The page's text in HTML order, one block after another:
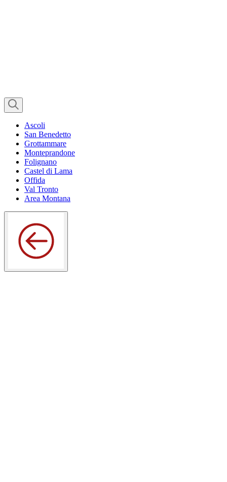
Ascoli
San Benedetto
Grottammare
Monteprandone
Folignano
Castel di Lama
Offida
Val Tronto
Area Montana